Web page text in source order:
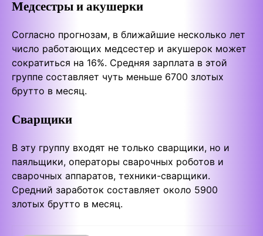
Медсестры и акушерки
Согласно прогнозам, в ближайшие несколько лет
число работающих медсестер и акушерок может
сократиться на 16%. Средняя зарплата в этой
группе составляет чуть меньше 6700 злотых
брутто в месяц.
Сварщики
В эту группу входят не только сварщики, но и
паяльщики, операторы сварочных роботов и
сварочных аппаратов, техники-сварщики.
Средний заработок составляет около 5900
злотых брутто в месяц.